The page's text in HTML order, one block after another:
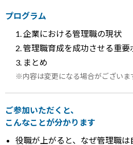
プログラム
企業における管理職の現状
管理職育成を成功させる重要
まとめ
内容は変更になる場合がございま
ご参加いただくと、
こんなことが分かります
役職が上がると、なぜ管理職